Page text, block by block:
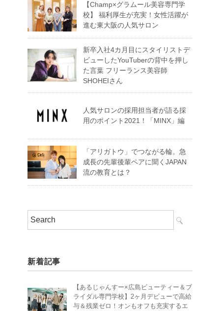
【Champ×グラムール美容専門学
校】 福利厚生が充実！女性活躍が
進む東大阪の人気サロン
新卒入社4カ月目にスタイリストデ
ビューしたYouTuberの背中を押し
た言葉 フリーランス美容師
SHOHEIさん
人気サロンの採用担当者が語る採
用のポイント2021！「MINX」編
「アリガトウ」でつながる輪。急
成長の先輩後輩ペアに聞くJAPAN
流の教育とは？
新着記事
【あるじゃんすー×広島ビューティー＆ブ
ライダル専門学校】2ヶ月デビューで高給
与＆残業ゼロ！オンもオフも充実するエ